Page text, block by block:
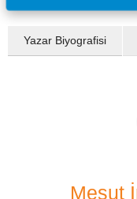
Yazar Biyografisi
Mesut